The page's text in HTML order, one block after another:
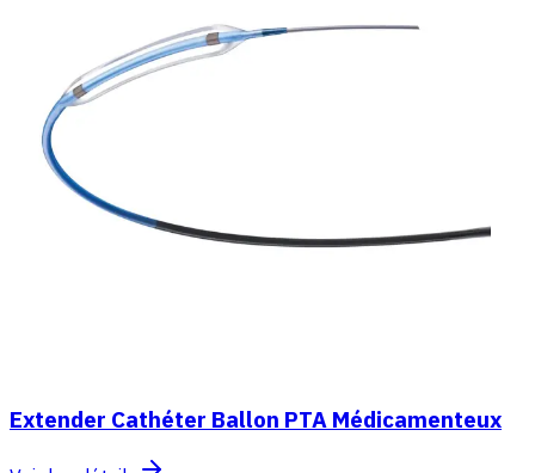
Extender Cathéter Ballon PTA Médicamenteux